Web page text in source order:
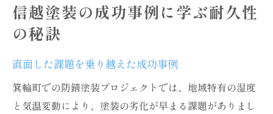
信越塗装の成功事例に学ぶ耐久性
の秘訣
直面した課題を乗り越えた成功事例
箕輪町での防錆塗装プロジェクトでは、地域特有の湿度
と気温変動により、塗装の劣化が早まる課題がありまし